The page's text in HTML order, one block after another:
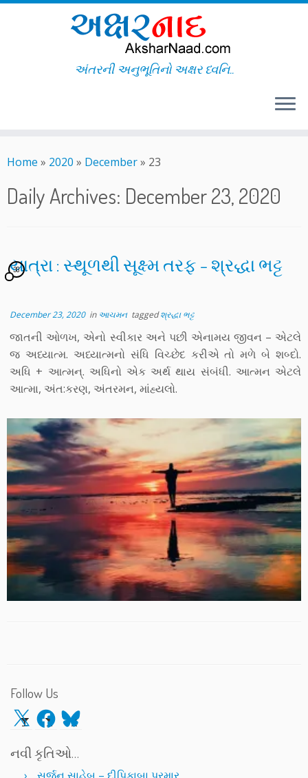
to
અંતરની અનુભૂતિનો અક્ષર ધ્વનિ..
Home » 2020 » December» 23
Daily Archives: December 23, 2020
યાત્રા : સ્થૂળથી સૂક્ષ્મ તરફ – શ્રદ્ધા ભટ્ટ
30
December 23, 2020in આચમન taggedશ્રદ્ધા ભટ્ટ
જાતની ઓળખ, એનો સ્વીકાર અને પછી એનામય જીવન – એટલે
જ અધ્યાત્મ. અધ્યાત્મનો સંધિ વિચ્છેદ કરીએ તો મળે બે શબ્દો.
અધિ + આત્મન્. અધિનો એક અર્થ થાય સંબંધી. આત્મન એટલે
આત્મા, અંત:કરણ, અંતરમન, માંહ્યલો.
Follow Us
X Facebook
Bluesky
નવી કૃતિઓ…